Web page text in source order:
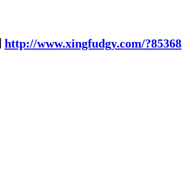
http://www.xingfudgy.com/?85368